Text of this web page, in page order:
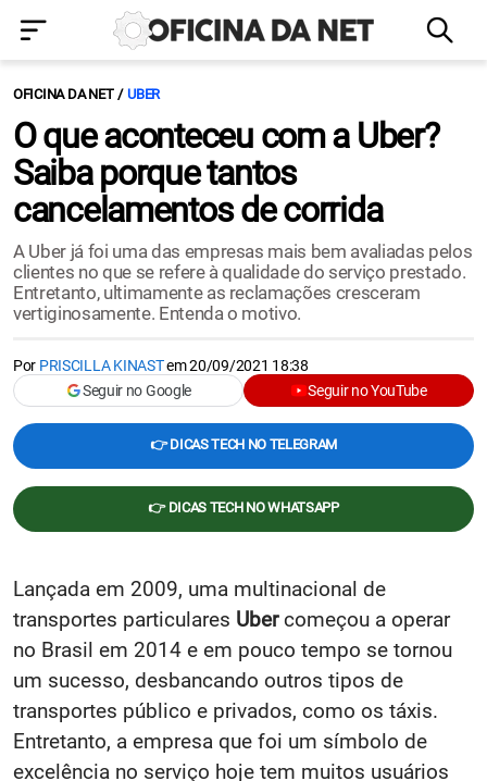
OFICINA DA NET UBER
O que aconteceu com a Uber?
Saiba porque tantos
cancelamentos de corrida
A Uber já foi uma das empresas mais bem avaliadas pelos
clientes no que se refere à qualidade do serviço prestado.
Entretanto, ultimamente as reclamações cresceram
vertiginosamente. Entenda o motivo.
Por PRISCILLA KINASTem20/09/2021 18:38
Seguir no Google
Seguir no YouTube
👉 DICAS TECH NO TELEGRAM
👉 DICAS TECH NO WHATSAPP
Lançada em 2009, uma multinacional de
transportes particulares Ubercomeçou a operar
no Brasil em 2014 e em pouco tempo se tornou
um sucesso, desbancando outros tipos de
transportes público e privados, como os táxis.
Entretanto, a empresa que foi um símbolo de
excelência no serviço hoje tem muitos usuários